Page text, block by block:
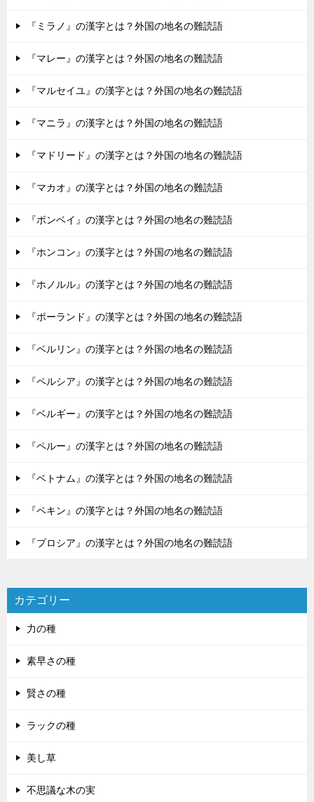
『ミラノ』の漢字とは？外国の地名の難読語
『マレー』の漢字とは？外国の地名の難読語
『マルセイユ』の漢字とは？外国の地名の難読語
『マニラ』の漢字とは？外国の地名の難読語
『マドリード』の漢字とは？外国の地名の難読語
『マカオ』の漢字とは？外国の地名の難読語
『ボンベイ』の漢字とは？外国の地名の難読語
『ホンコン』の漢字とは？外国の地名の難読語
『ホノルル』の漢字とは？外国の地名の難読語
『ポーランド』の漢字とは？外国の地名の難読語
『ベルリン』の漢字とは？外国の地名の難読語
『ペルシア』の漢字とは？外国の地名の難読語
『ベルギー』の漢字とは？外国の地名の難読語
『ペルー』の漢字とは？外国の地名の難読語
『ベトナム』の漢字とは？外国の地名の難読語
『ペキン』の漢字とは？外国の地名の難読語
『プロシア』の漢字とは？外国の地名の難読語
カテゴリー
力の種
素早さの種
賢さの種
ラックの種
美し草
不思議な木の実